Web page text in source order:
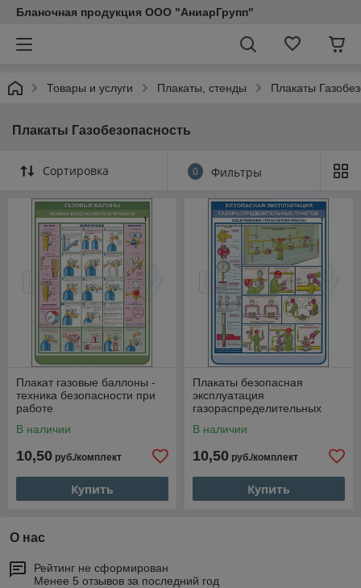
Бланочная продукция ООО "АниарГрупп"
Товары и услуги Плакаты, стенды Плакаты
Плакаты Газобезопасность
Сортировка 0 Фильтры
Плакат газовые баллоны -
техника безопасности при
работе
В наличии
10,50 руб./комплект
Купить
Плакаты безопасная
эксплуатация
газораспределительных
В наличии
10,50 руб./комплект
Купить
О нас
Рейтинг не сформирован
Менее 5 отзывов за последний год